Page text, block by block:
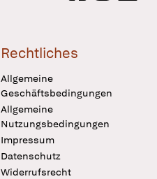
Rechtliches
Allgemeine
Geschäftsbedingungen
Allgemeine
Nutzungsbedingungen
Impressum
Datenschutz
Widerrufsrecht